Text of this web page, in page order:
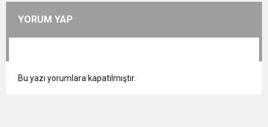
YORUM YAP
Bu yazı yorumlara kapatılmıştır.